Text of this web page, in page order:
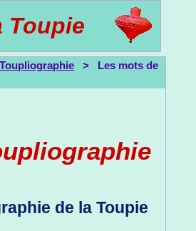
Toupie
Toupliographie > Les mots de
de la Toupie